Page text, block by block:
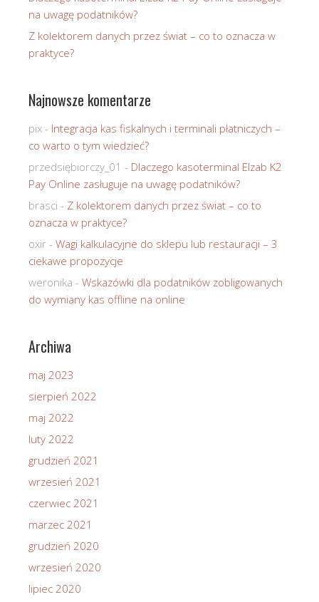
na uwagę podatników?
Z kolektorem danych przez świat – co to oznacza w
praktyce?
Najnowsze komentarze
pix - Integracja kas fiskalnych i terminali płatniczych –
co warto o tym wiedzieć?
przedsiębiorczy_01 - Dlaczego kasoterminal Elzab K2
Pay Online zasługuje na uwagę podatników?
brasci - Z kolektorem danych przez świat – co to
oznacza w praktyce?
oxir - Wagi kalkulacyjne do sklepu lub restauracji – 3
ciekawe propozycje
weronika - Wskazówki dla podatników zobligowanych
do wymiany kas offline na online
Archiwa
maj 2023
sierpień 2022
maj 2022
luty 2022
grudzień 2021
wrzesień 2021
czerwiec 2021
marzec 2021
grudzień 2020
wrzesień 2020
lipiec 2020